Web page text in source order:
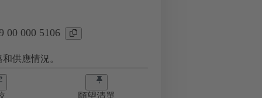
00 000 5106
供應情況。
願望清單